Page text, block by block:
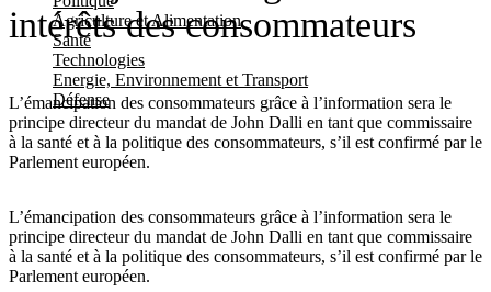
Agriculture et Alimentation
Santé
Technologies
Energie, Environnement et Transport
Défense
intérêts des consommateurs
L’émancipation des consommateurs grâce à l’information sera le
principe directeur du mandat de John Dalli en tant que commissaire
à la santé et à la politique des consommateurs, s’il est confirmé par le
Parlement européen.
L’émancipation des consommateurs grâce à l’information sera le
principe directeur du mandat de John Dalli en tant que commissaire
à la santé et à la politique des consommateurs, s’il est confirmé par le
Parlement européen.